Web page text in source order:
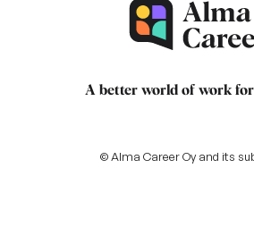
A better world of work for
© Alma Career Oy and its